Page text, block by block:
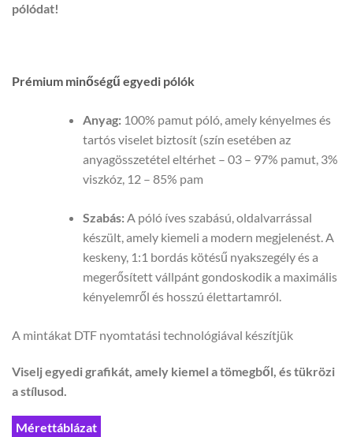
pólódat!
Prémium minőségű egyedi pólók
Anyag:100% pamut póló, amely kényelmes és
tartós viselet biztosít (szín esetében az
anyagösszetétel eltérhet – 03 – 97% pamut, 3%
viszkóz, 12 – 85% pam
Szabás:A póló íves szabású, oldalvarrással
készült, amely kiemeli a modern megjelenést. A
keskeny, 1:1 bordás kötésű nyakszegély és a
megerősített vállpánt gondoskodik a maximális
kényelemről és hosszú élettartamról.
A mintákat DTF nyomtatási technológiával készítjük
Viselj egyedi grafikát, amely kiemel a tömegből, és tükrözi
a stílusod.
Mérettáblázat